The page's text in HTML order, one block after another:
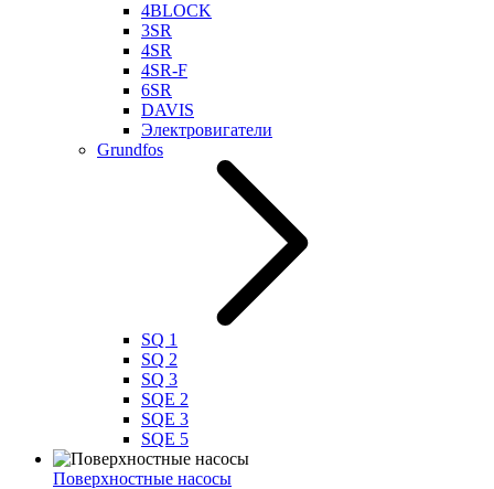
4BLOCK
3SR
4SR
4SR-F
6SR
DAVIS
Электровигатели
Grundfos
SQ 1
SQ 2
SQ 3
SQE 2
SQE 3
SQE 5
Поверхностные насосы